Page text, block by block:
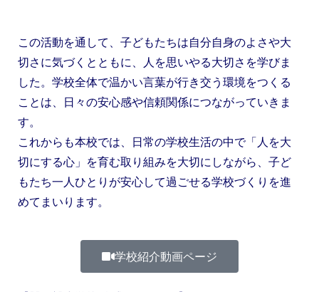
この活動を通して、子どもたちは自分自身のよさや大
切さに気づくとともに、人を思いやる大切さを学びま
した。学校全体で温かい言葉が行き交う環境をつくる
ことは、日々の安心感や信頼関係につながっていきま
す。
これからも本校では、日常の学校生活の中で「人を大
切にする心」を育む取り組みを大切にしながら、子ど
もたち一人ひとりが安心して過ごせる学校づくりを進
めてまいります。
学校紹介動画ページ